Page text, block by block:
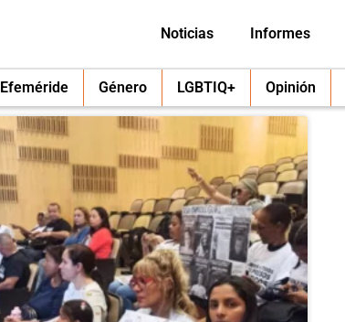
Noticias Informes
Efeméride Género LGBTIQ+ Opinión